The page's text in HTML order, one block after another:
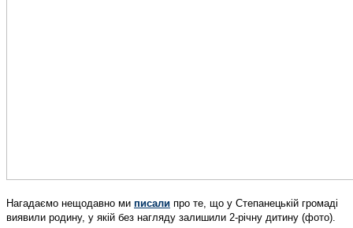
Нагадаємо нещодавно ми писали про те, що у Степанецькій громаді
виявили родину, у якій без нагляду залишили 2-річну дитину (фото).